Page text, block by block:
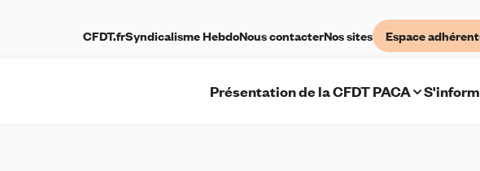
CFDT.frSyndicalisme HebdoNous contacterNos sites Espace
Présentation de la CFDT PACA